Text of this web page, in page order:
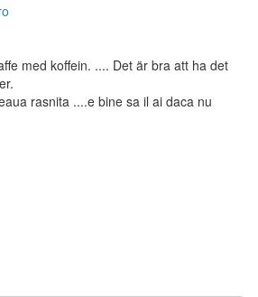
med koffein. .... Det är bra att ha det
rasnita ....e bine sa il ai daca nu